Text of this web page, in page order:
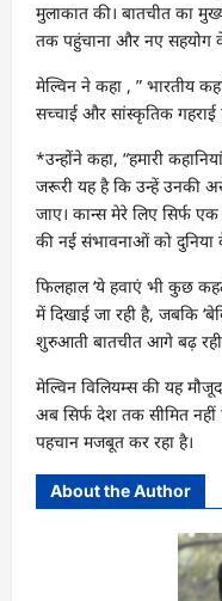
मुलाकात की। बातचीत का
तक पहुंचाना और नए सहयोग
मेल्विन ने कहा , ” भारतीय
सच्चाई और सांस्कृतिक गहराई
*उन्होंने कहा, “हमारी
जरूरी यह है कि उन्हें उनकी
जाए। कान्स मेरे लिए सिर्फ
की नई संभावनाओं को दुनिया
फिलहाल ‘ये हवाएं भी कुछ
में दिखाई जा रही है, जबकि
शुरुआती बातचीत आगे बढ़ रही
मेल्विन विलियम्स की यह
अब सिर्फ देश तक सीमित
पहचान मजबूत कर रहा है।
About the Author